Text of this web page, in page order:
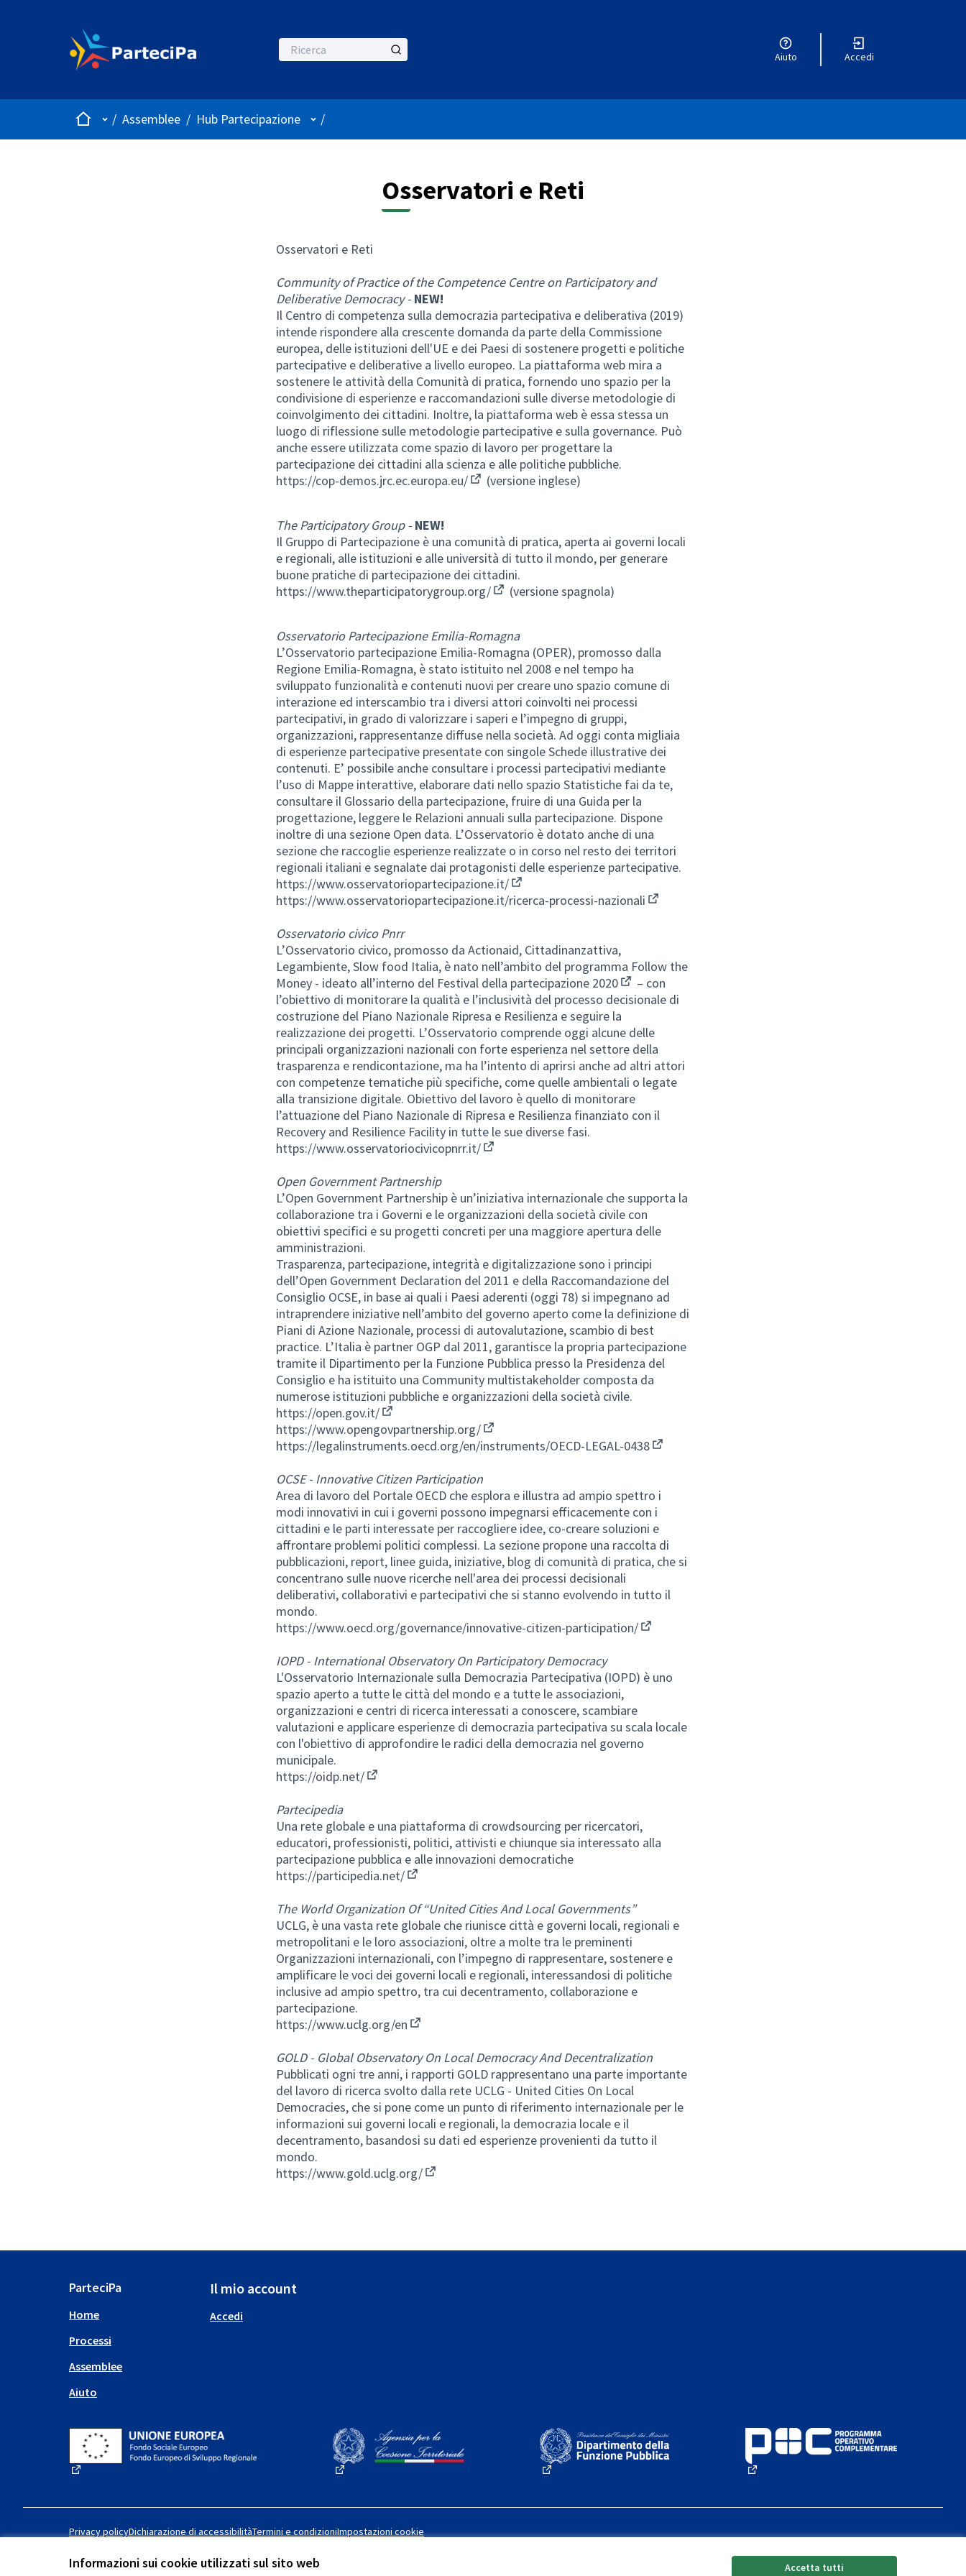
Informazioni sui cookie utilizzati sul sito web Accetta tutti
Aiuto Accedi
HomeMenù principale
/ Assemblee / Hub Partecipazione Menù utente
/
Osservatori e Reti
Osservatori e Reti
Community of Practice of the Competence Centre on Participatory and
Deliberative Democracy - NEW!
Il Centro di competenza sulla democrazia partecipativa e deliberativa (2019)
intende rispondere alla crescente domanda da parte della Commissione
europea, delle istituzioni dell'UE e dei Paesi di sostenere progetti e politiche
partecipative e deliberative a livello europeo. La piattaforma web mira a
sostenere le attività della Comunità di pratica, fornendo uno spazio per la
condivisione di esperienze e raccomandazioni sulle diverse metodologie di
coinvolgimento dei cittadini. Inoltre, la piattaforma web è essa stessa un
luogo di riflessione sulle metodologie partecipative e sulla governance. Può
anche essere utilizzata come spazio di lavoro per progettare la
partecipazione dei cittadini alla scienza e alle politiche pubbliche.
https://cop-demos.jrc.ec.europa.eu/
(Collegamento esterno)
(versione inglese)
The Participatory Group - NEW!
Il Gruppo di Partecipazione è una comunità di pratica, aperta ai governi locali
e regionali, alle istituzioni e alle università di tutto il mondo, per generare
buone pratiche di partecipazione dei cittadini.
https://www.theparticipatorygroup.org/
(Collegamento esterno)
(versione spagnola)
Osservatorio Partecipazione Emilia-Romagna
L’Osservatorio partecipazione Emilia-Romagna (OPER), promosso dalla
Regione Emilia-Romagna, è stato istituito nel 2008 e nel tempo ha
sviluppato funzionalità e contenuti nuovi per creare uno spazio comune di
interazione ed interscambio tra i diversi attori coinvolti nei processi
partecipativi, in grado di valorizzare i saperi e l’impegno di gruppi,
organizzazioni, rappresentanze diffuse nella società. Ad oggi conta migliaia
di esperienze partecipative presentate con singole Schede illustrative dei
contenuti. E’ possibile anche consultare i processi partecipativi mediante
l’uso di Mappe interattive, elaborare dati nello spazio Statistiche fai da te,
consultare il Glossario della partecipazione, fruire di una Guida per la
progettazione, leggere le Relazioni annuali sulla partecipazione. Dispone
inoltre di una sezione Open data. L’Osservatorio è dotato anche di una
sezione che raccoglie esperienze realizzate o in corso nel resto dei territori
regionali italiani e segnalate dai protagonisti delle esperienze partecipative.
https://www.osservatoriopartecipazione.it/
(Collegamento esterno)
https://www.osservatoriopartecipazione.it/ricerca-processi-nazionali
Osservatorio civico Pnrr
L’Osservatorio civico, promosso da Actionaid, Cittadinanzattiva,
Legambiente, Slow food Italia, è nato nell’ambito del programma Follow the
Money - ideato all’interno del Festival della partecipazione 2020
(Collegamento esterno)
– con
l’obiettivo di monitorare la qualità e l’inclusività del processo decisionale di
costruzione del Piano Nazionale Ripresa e Resilienza e seguire la
realizzazione dei progetti. L’Osservatorio comprende oggi alcune delle
principali organizzazioni nazionali con forte esperienza nel settore della
trasparenza e rendicontazione, ma ha l’intento di aprirsi anche ad altri attori
con competenze tematiche più specifiche, come quelle ambientali o legate
alla transizione digitale. Obiettivo del lavoro è quello di monitorare
l’attuazione del Piano Nazionale di Ripresa e Resilienza finanziato con il
Recovery and Resilience Facility in tutte le sue diverse fasi.
https://www.osservatoriocivicopnrr.it/
Open Government Partnership
L’Open Government Partnership è un’iniziativa internazionale che supporta la
collaborazione tra i Governi e le organizzazioni della società civile con
obiettivi specifici e su progetti concreti per una maggiore apertura delle
amministrazioni.
Trasparenza, partecipazione, integrità e digitalizzazione sono i principi
dell’Open Government Declaration del 2011 e della Raccomandazione del
Consiglio OCSE, in base ai quali i Paesi aderenti (oggi 78) si impegnano ad
intraprendere iniziative nell’ambito del governo aperto come la definizione di
Piani di Azione Nazionale, processi di autovalutazione, scambio di best
practice. L’Italia è partner OGP dal 2011, garantisce la propria partecipazione
tramite il Dipartimento per la Funzione Pubblica presso la Presidenza del
Consiglio e ha istituito una Community multistakeholder composta da
numerose istituzioni pubbliche e organizzazioni della società civile.
https://open.gov.it/
(Collegamento esterno)
https://www.opengovpartnership.org/
(Collegamento esterno)
https://legalinstruments.oecd.org/en/instruments/OECD-LEGAL-0438
OCSE - Innovative Citizen Participation
Area di lavoro del Portale OECD che esplora e illustra ad ampio spettro i
modi innovativi in cui i governi possono impegnarsi efficacemente con i
cittadini e le parti interessate per raccogliere idee, co-creare soluzioni e
affrontare problemi politici complessi. La sezione propone una raccolta di
pubblicazioni, report, linee guida, iniziative, blog di comunità di pratica, che si
concentrano sulle nuove ricerche nell'area dei processi decisionali
deliberativi, collaborativi e partecipativi che si stanno evolvendo in tutto il
mondo.
https://www.oecd.org/governance/innovative-citizen-participation/
IOPD - International Observatory On Participatory Democracy
L'Osservatorio Internazionale sulla Democrazia Partecipativa (IOPD) è uno
spazio aperto a tutte le città del mondo e a tutte le associazioni,
organizzazioni e centri di ricerca interessati a conoscere, scambiare
valutazioni e applicare esperienze di democrazia partecipativa su scala locale
con l'obiettivo di approfondire le radici della democrazia nel governo
municipale.
https://oidp.net/
Partecipedia
Una rete globale e una piattaforma di crowdsourcing per ricercatori,
educatori, professionisti, politici, attivisti e chiunque sia interessato alla
partecipazione pubblica e alle innovazioni democratiche
https://participedia.net/
The World Organization Of “United Cities And Local Governments”
UCLG, è una vasta rete globale che riunisce città e governi locali, regionali e
metropolitani e le loro associazioni, oltre a molte tra le preminenti
Organizzazioni internazionali, con l’impegno di rappresentare, sostenere e
amplificare le voci dei governi locali e regionali, interessandosi di politiche
inclusive ad ampio spettro, tra cui decentramento, collaborazione e
partecipazione.
https://www.uclg.org/en
GOLD - Global Observatory On Local Democracy And Decentralization
Pubblicati ogni tre anni, i rapporti GOLD rappresentano una parte importante
del lavoro di ricerca svolto dalla rete UCLG - United Cities On Local
Democracies, che si pone come un punto di riferimento internazionale per le
informazioni sui governi locali e regionali, la democrazia locale e il
decentramento, basandosi su dati ed esperienze provenienti da tutto il
mondo.
https://www.gold.uclg.org/
ParteciPa
Home
Processi
Assemblee
Aiuto
Il mio account
Accedi
Privacy policyDichiarazione di accessibilitàTermini e condizioniImpostazioni cookie